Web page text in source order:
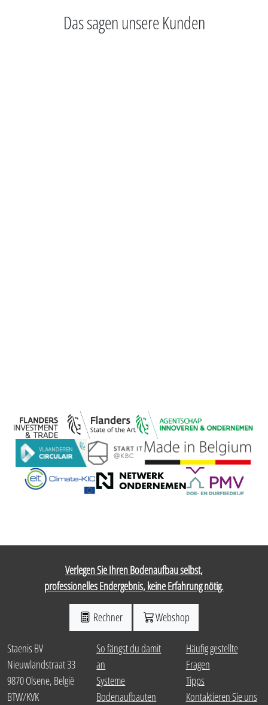
Das sagen unsere Kunden
Verlegen Sie Ihren Bodenaufbau selbst,
professionelles Endergebnis, keine Erfahrung nötig.
Rechner Webshop
Staenis BV
Nieuwlandstraat 33
9870 Olsene, België
BTW/KVK
So fängst du damit
an
Systeme
Bodenaufbauten
Häufig gestellte
Fragen
Tipps
Kontaktieren Sie uns